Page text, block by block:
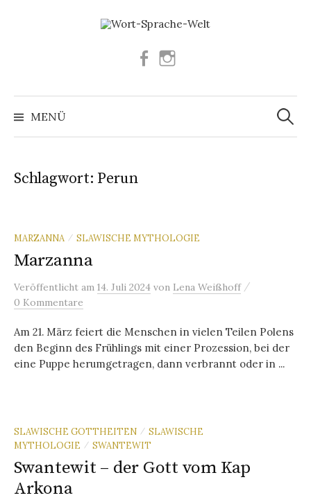
Facebook
MENÜ
Suchen
nach:
Schlagwort: Perun
MARZANNA / SLAWISCHE MYTHOLOGIE
Marzanna
Veröffentlicht am 14. Juli 2024 von Lena Weißhoff /
0 Kommentare
Am 21. März feiert die Menschen in vielen Teilen Polens
den Beginn des Frühlings mit einer Prozession, bei der
eine Puppe herumgetragen, dann verbrannt oder in ...
SLAWISCHE GOTTHEITEN / SLAWISCHE
MYTHOLOGIE
/ SWANTEWIT
Swantewit – der Gott vom Kap
Arkona